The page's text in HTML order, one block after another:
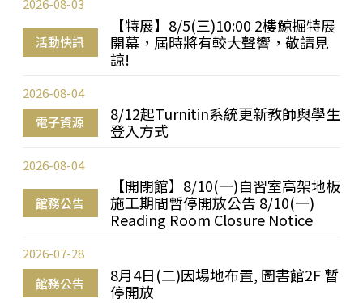
活動快訊
【特展】8/5(三)10:00 2樓鯨掘特展
開幕，屆時將有較大聲響，敬請見
諒!
2026-08-03
電子資源
8/12起Turnitin系統更新教師與學生
登入方式
2026-08-04
館務公告
【開閉館】8/10(一)自習室高架地板
施工期間暫停開放公告 8/10(一)
Reading Room Closure Notice
2026-08-04
館務公告
8月4日(二)因場地布置, 圖書館2F 暫
停開放
2026-07-28